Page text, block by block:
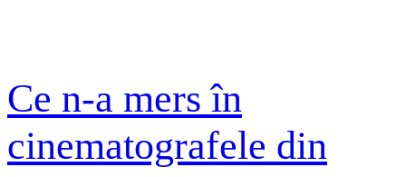
Ce n-a mers în
cinematografele din